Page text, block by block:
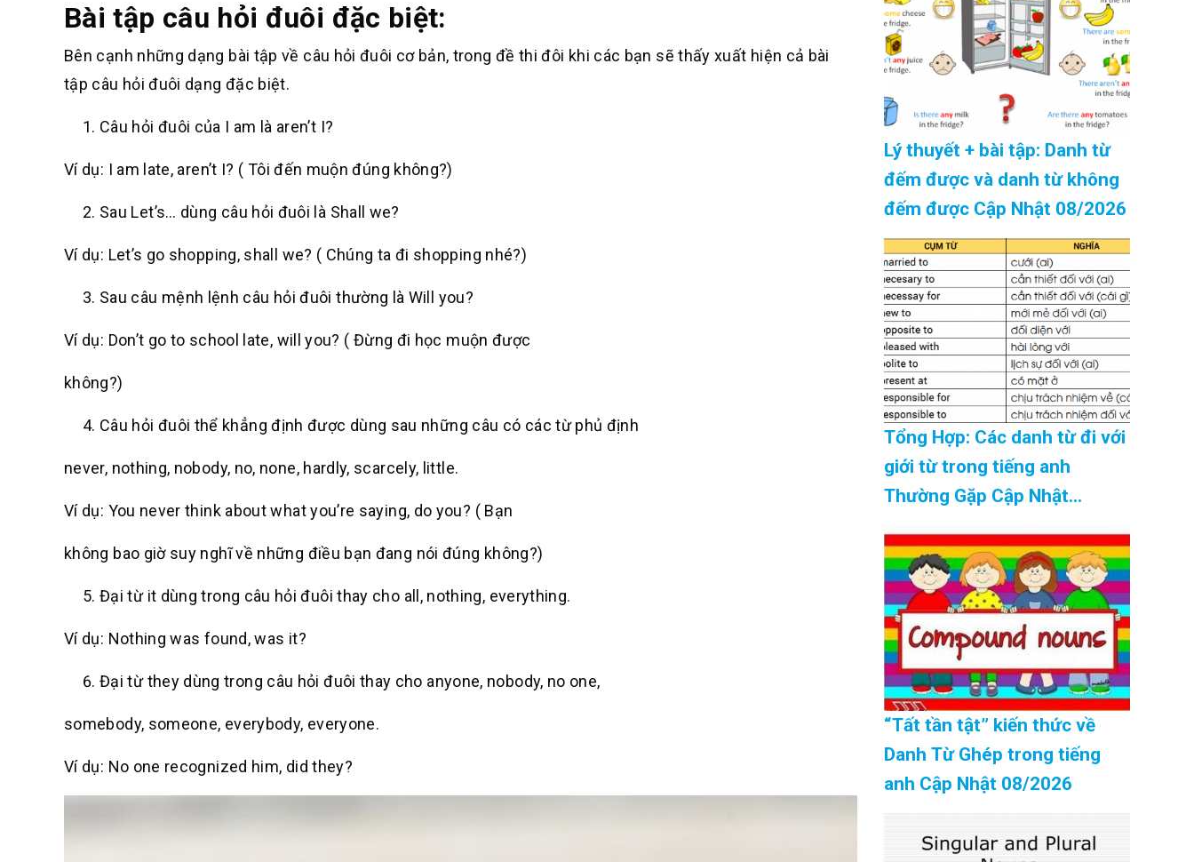
Bài tập câu hỏi đuôi đặc biệt:
Bên cạnh những dạng bài tập về câu hỏi đuôi cơ bản, trong đề thi đôi khi các bạn sẽ thấy xuất hiện cả bài
tập câu hỏi đuôi dạng đặc biệt.
Câu hỏi đuôi của I am l à aren’t I?
Ví dụ: I am late, aren’t I? ( Tôi đến muộn đúng không?)
Sau Let’s… dùng câu hỏi đuôi là Shall we?
Ví dụ: Let’s go shopping, shall we? ( Chúng ta đi shopping nhé?)
Sau câu mệnh lệnh câu hỏi đuôi thường là Will you?
Ví dụ: Don’t go to school late, will you? ( Đừng đi học muộn được
không?)
Câu hỏi đuôi thể khẳng định được dùng sau những câu có các từ phủ định
never, nothing, nobody, no, none, hardly, scarcely, little.
Ví dụ: You never think about what you’re saying, do you? ( Bạn
không bao giờ suy nghĩ về những điều bạn đang nói đúng không?)
Đại từit dùng trong câu hỏi đuôi thay cho all, nothing, everything.
Ví dụ: Nothing was found, was it?
Đại từ they dùng trong câu hỏi đuôi thay cho anyone, nobody, no one,
somebody, someone, everybody, everyone.
Ví dụ: No one recognized him, did they?
Lý thuyết + bài tập: Danh từ
đếm được và danh từ không
đếm được Cập Nhật 08/2026
Tổng Hợp: Các danh từ đi với
giới từ trong tiếng anh
Thường Gặp Cập Nhật
“Tất tần tật” kiến thức về
Danh Từ Ghép trong tiếng
anh Cập Nhật 08/2026